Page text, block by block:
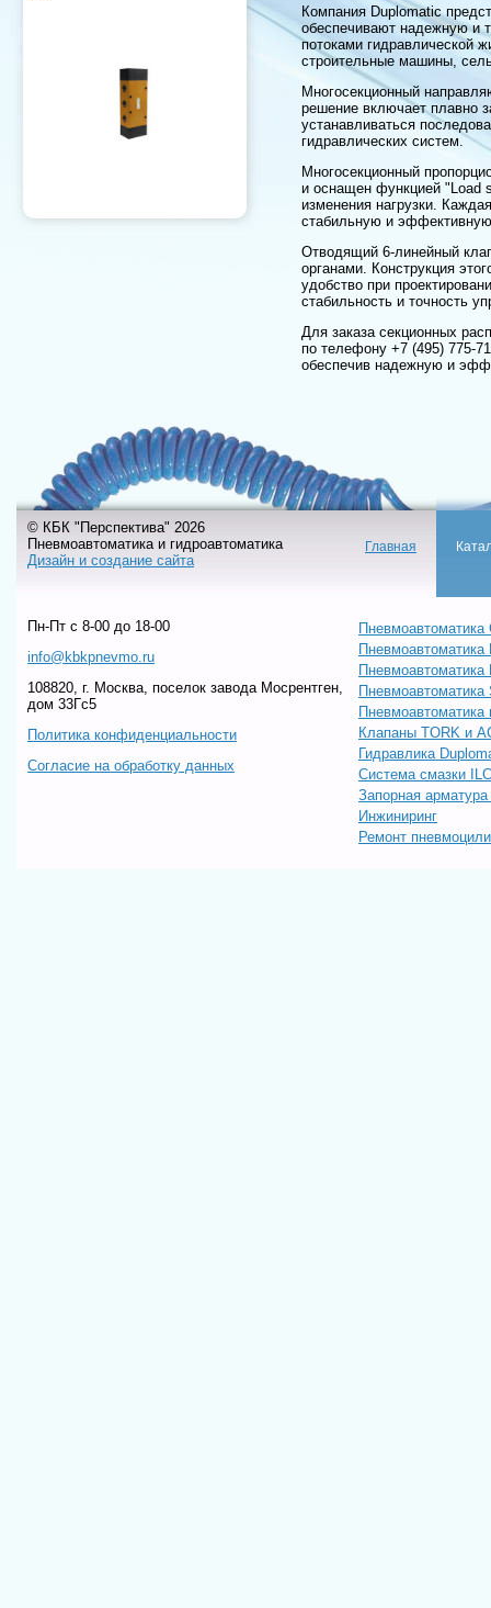
Компания Duplomatic
обеспечивают надежную и
потоками гидравлической
строительные машины,
Многосекционный
решение включает плавно
устанавливаться
гидравлических систем.
Многосекционный
и оснащен функцией "Load
изменения нагрузки.
стабильную и
Отводящий 6-линейный
органами. Конструкция
удобство при
стабильность и точность
Для заказа секционных
по телефону +7 (495) 775-
обеспечив надежную и
© КБК "Перспектива" 2026
Пневмоавтоматика и гидроавтоматика
Дизайн и создание сайта
Главная
Пн-Пт c 8-00 до 18-00
info@kbkpnevmo.ru
108820, г. Москва, поселок завода Мосрентген,
дом 33Гс5
Политика конфиденциальности
Согласие на обработку данных
Пневмоавтоматика
Пневмоавтоматика
Пневмоавтоматика
Пневмоавтоматика
Клапаны TORK и
Гидравлика
Система смазки ILC
Запорная
Инжиниринг
Ремонт